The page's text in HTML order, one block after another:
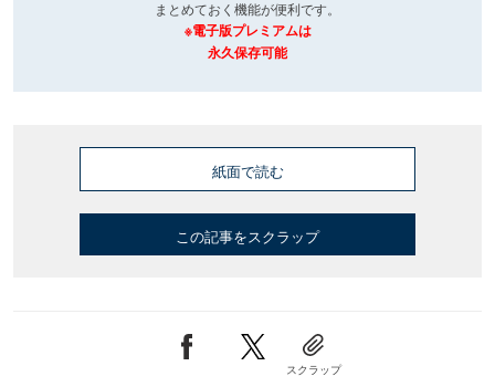
まとめておく機能が便利です。
※電子版プレミアムは
永久保存可能
紙面で読む
この記事をスクラップ
スクラップ